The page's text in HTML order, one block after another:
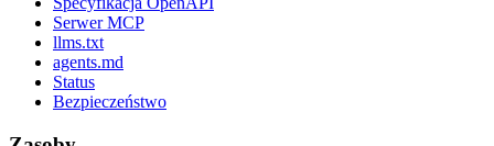
Serwer MCP
llms.txt
agents.md
Status
Bezpieczeństwo